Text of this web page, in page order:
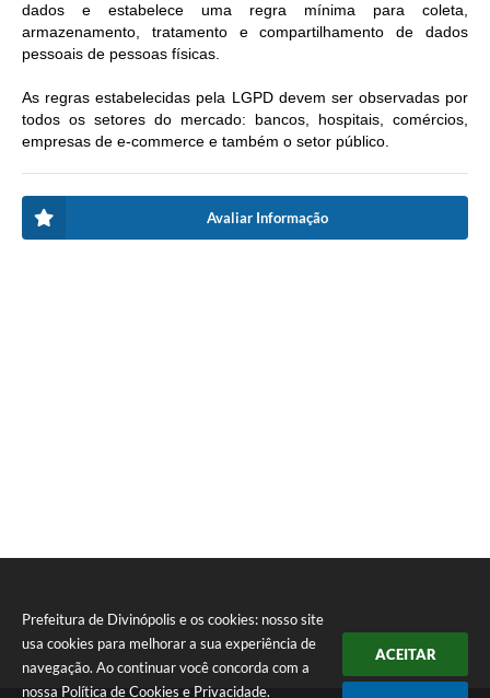
Prefeitura de Divinópolis e os cookies: nosso site
usa cookies para melhorar a sua experiência de
navegação. Ao continuar você concorda com a
nossa Política de Cookies e Privacidade.
ACEITAR
dados e estabelece uma regra mínima para coleta,
armazenamento, tratamento e compartilhamento de dados
pessoais de pessoas físicas.
As regras estabelecidas pela LGPD devem ser observadas por
todos os setores do mercado: bancos, hospitais, comércios,
empresas de e-commerce e também o setor público.
Avaliar Informação